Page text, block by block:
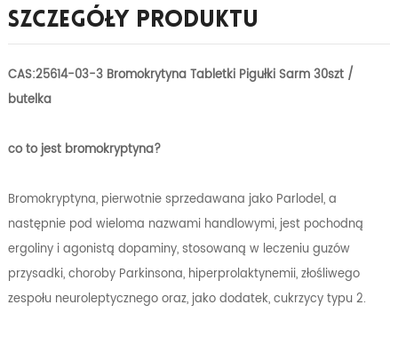
Szczegóły Produktu
CAS:25614-03-3 Bromokrytyna Tabletki Pigułki Sarm 30szt /
butelka
co to jest bromokryptyna?
Bromokryptyna, pierwotnie sprzedawana jako Parlodel, a
następnie pod wieloma nazwami handlowymi, jest pochodną
ergoliny i agonistą dopaminy, stosowaną w leczeniu guzów
przysadki, choroby Parkinsona, hiperprolaktynemii, złośliwego
zespołu neuroleptycznego oraz, jako dodatek, cukrzycy typu 2.